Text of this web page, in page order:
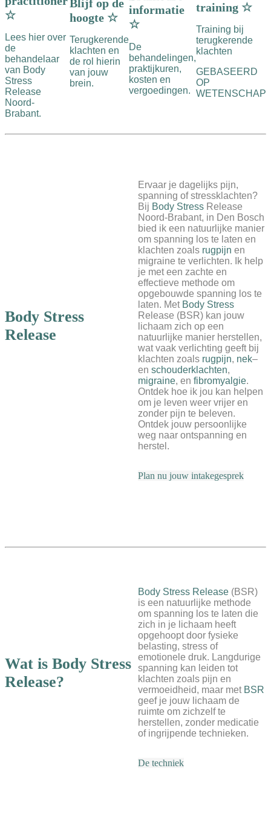
☆
Lees hier over
de
behandelaar
van Body
Stress
Release
Noord-
Brabant.
Blijf op de
hoogte ☆
Terugkerende
klachten en
de rol hierin
van jouw
brein.
informatie
☆
De
behandelingen,
praktijkuren,
kosten en
vergoedingen.
training ☆
Training bij
terugkerende
klachten
GEBASEERD
OP
WETENSCHAP
Body Stress
Release
Ervaar je dagelijks pijn,
spanning of stressklachten?
Bij Body Stress Release
Noord-Brabant, in Den Bosch
bied ik een natuurlijke manier
om spanning los te laten en
klachten zoals rugpijnen
migraine te verlichten. Ik help
je met een zachte en
effectieve methode om
opgebouwde spanning los te
laten. Met Body Stress
Release (BSR) kan jouw
lichaam zich op een
natuurlijke manier herstellen,
wat vaak verlichting geeft bij
klachten zoals rugpijn, nek–
enschouderklachten,
migraine, enfibromyalgie.
Ontdek hoe ik jou kan helpen
om je leven weer vrijer en
zonder pijn te beleven.
Ontdek jouw persoonlijke
weg naar ontspanning en
herstel.
Plan nu jouw intakegesprek
Wat is Body Stress
Release?
Body Stress Release (BSR)
is een natuurlijke methode
om spanning los te laten die
zich in je lichaam heeft
opgehoopt door fysieke
belasting, stress of
emotionele druk. Langdurige
spanning kan leiden tot
klachten zoals pijn en
vermoeidheid, maar met BSR
geef je jouw lichaam de
ruimte om zichzelf te
herstellen, zonder medicatie
of ingrijpende technieken.
De techniek